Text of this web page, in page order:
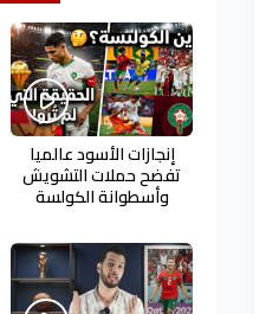
إنجازات الأسود عالميا
تفضح حملات التشويش
وأسطوانة الكولسة